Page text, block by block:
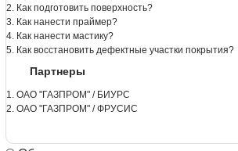
2. Как подготовить поверхность?
3. Как нанести праймер?
4. Как нанести мастику?
5. Как восстановить дефектные участки покрытия?
Партнеры
1. ОАО "ГАЗПРОМ" / БИУРС
2. ОАО "ГАЗПРОМ" / ФРУСИС